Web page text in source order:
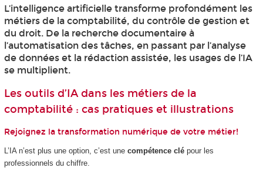
L’intelligence artificielle transforme profondément les
métiers de la comptabilité, du contrôle de gestion et
du droit. De la recherche documentaire à
l’automatisation des tâches, en passant par l’analyse
de données et la rédaction assistée, les usages de l’IA
se multiplient.
Les outils d’IA dans les métiers de la
comptabilité : cas pratiques et illustrations
Rejoignez la transformation numérique de votre métier!
L’IA n’est plus une option, c’est une compétence clé pour les
professionnels du chiffre.